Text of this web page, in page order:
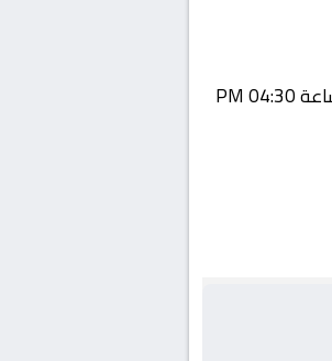
يستضيف اليوم 2026-01-27 لقاءً مرتقبًا يجمع بين نوروز و الكرمة ضمن منافسات بطولة العراق, الدوري العراقي، وذلك عند الساعة 04:30 PM